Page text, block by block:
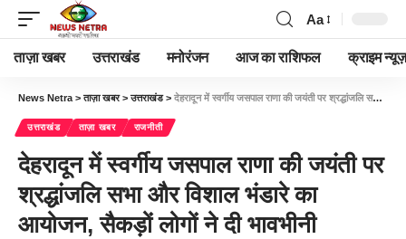
Aa
ताज़ा खबर उत्तराखंड मनोरंजन आज का राशिफल क्राइम न्यूज़
News Netra >ताज़ा खबर>उत्तराखंड> देहरादून में स्वर्गीय जसपाल राणा की जयंती पर श्रद्धांजलि सभा और विशाल भंडारे का आयोजन, सैकड़ों लोगों ने दी भावभीनी श्रद्धांजलि-Newsnetra
उत्तराखंड ताज़ा खबर राजनीती
देहरादून में स्वर्गीय जसपाल राणा की जयंती पर
श्रद्धांजलि सभा और विशाल भंडारे का
आयोजन, सैकड़ों लोगों ने दी भावभीनी